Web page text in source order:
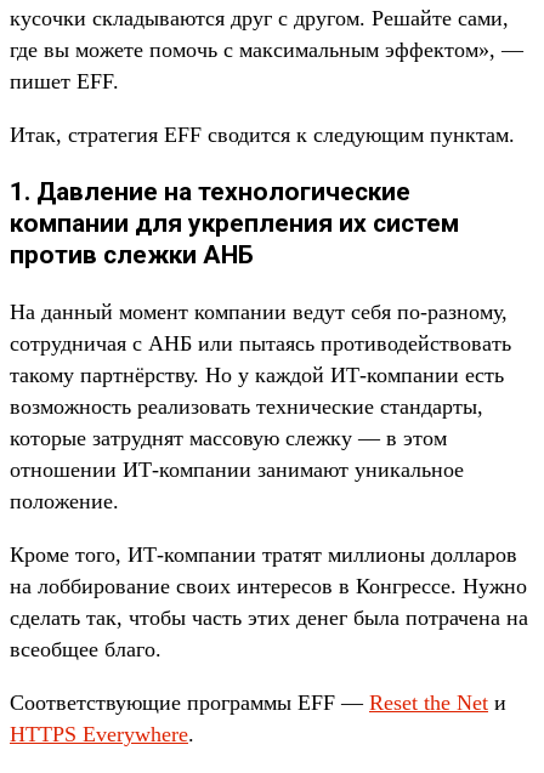
кусочки складываются друг с другом. Решайте сами,
где вы можете помочь с максимальным эффектом», —
пишет EFF.
Итак, стратегия EFF сводится к следующим пунктам.
1. Давление на технологические
компании для укрепления их систем
против слежки АНБ
На данный момент компании ведут себя по-разному,
сотрудничая с АНБ или пытаясь противодействовать
такому партнёрству. Но у каждой ИТ-компании есть
возможность реализовать технические стандарты,
которые затруднят массовую слежку — в этом
отношении ИТ-компании занимают уникальное
положение.
Кроме того, ИТ-компании тратят миллионы долларов
на лоббирование своих интересов в Конгрессе. Нужно
сделать так, чтобы часть этих денег была потрачена на
всеобщее благо.
Соответствующие программы EFF — Reset the Net и
HTTPS Everywhere.